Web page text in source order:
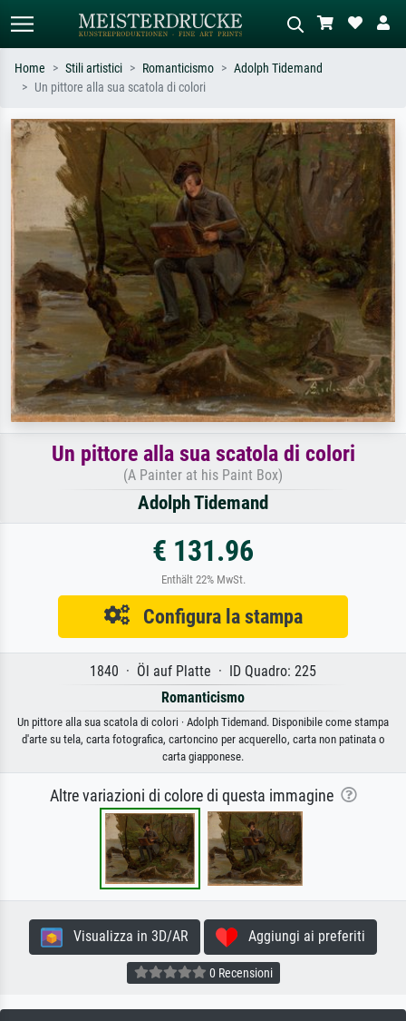
Cerca per artista, titolo o stile – es.
Monet, Notte stellata,
Impressionismo, onda di Hokusai,
nudo.
Descrivi la scena – es. prato verde,
astratto con molto rosso, dipinto a
olio scuro, nudo in piedi vicino a un
albero.
Home Stili artistici Romanticismo
Adolph Tidemand
Un pittore alla sua scatola di colori
Un pittore alla sua scatola di colori
(A Painter at his Paint Box)
Adolph Tidemand
€ 131.96
Enthält 22% MwSt.
Configura la stampa
1840 · Öl auf Platte · ID Quadro: 225
Romanticismo
Un pittore alla sua scatola di colori · Adolph Tidemand. Disponibile come stampa
d'arte su tela, carta fotografica, cartoncino per acquerello, carta non patinata o
carta giapponese.
Altre variazioni di colore di questa immagine
Visualizza in 3D/AR Aggiungi ai preferiti
0 Recensioni